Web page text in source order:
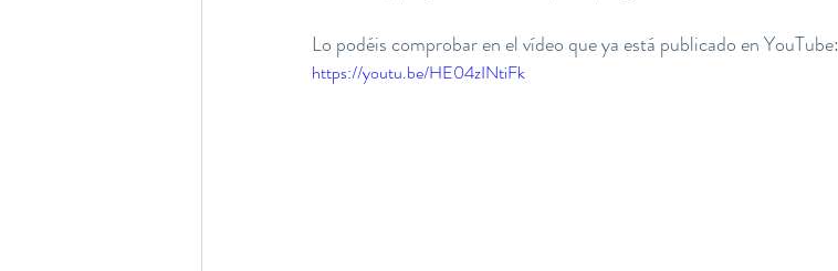
Lo podéis comprobar en el vídeo que ya está publicado en YouTube:
https://youtu.be/HE04zINtiFk